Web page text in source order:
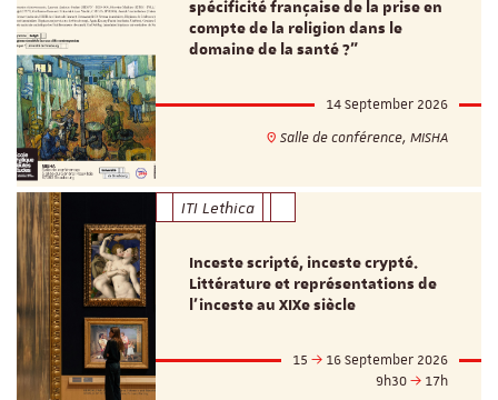
spécificité française de la prise en
compte de la religion dans le
domaine de la santé ?"
14 September 2026
Salle de conférence, MISHA
ITI Lethica
Inceste scripté, inceste crypté.
Littérature et représentations de
l’inceste au XIXe siècle
15
16 September 2026
9h30
17h